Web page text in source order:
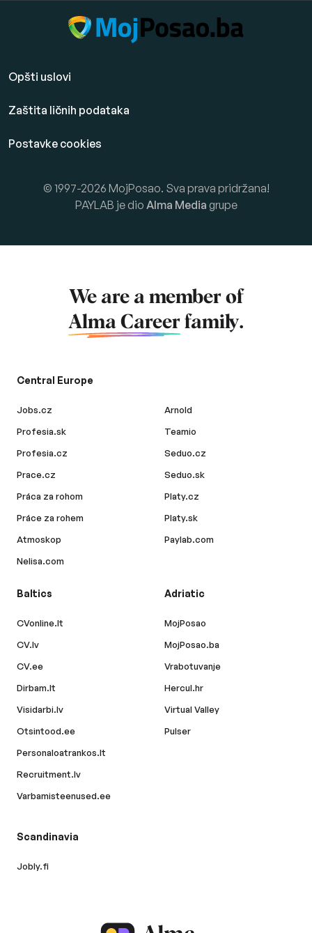
Opšti uslovi
Zaštita ličnih podataka
Postavke cookies
© 1997-2026 MojPosao. Sva prava pridržana!
PAYLAB je dio Alma Media grupe
We are a member of
Alma Career family.
Central Europe
Jobs.cz
Profesia.sk
Profesia.cz
Prace.cz
Práca za rohom
Práce za rohem
Atmoskop
Nelisa.com
Arnold
Teamio
Seduo.cz
Seduo.sk
Platy.cz
Platy.sk
Paylab.com
Baltics
CVonline.lt
CV.lv
CV.ee
Dirbam.lt
Visidarbi.lv
Otsintood.ee
Personaloatrankos.lt
Recruitment.lv
Varbamisteenused.ee
Adriatic
MojPosao
MojPosao.ba
Vrabotuvanje
Hercul.hr
Virtual Valley
Pulser
Scandinavia
Jobly.fi